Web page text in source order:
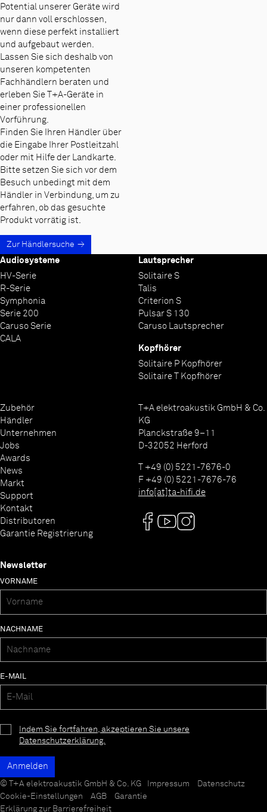
Potential unserer Geräte wird
nur dann voll erschlossen,
wenn diese perfekt installiert
und aufgebaut werden.
Lassen Sie sich deshalb von
unseren kompetenten
Fachhändlern beraten und
erleben Sie T+A-Geräte in
einer professionellen
Vorführung.
Finden Sie Ihren Händler über
die Eingabe Ihrer Postleitzahl
oder mit Hilfe der Landkarte.
Bitte setzen Sie sich vor dem
Besuch unbedingt mit dem
Händler in Verbindung, um zu
erfahren, ob das gesuchte
Produkt vorrätig ist.
Zur Händlersuche
Audiosysteme
HV-Serie
R-Serie
Symphonia
Serie 200
Caruso Serie
CALA
Lautsprecher
Solitaire S
Talis
Criterion S
Pulsar S 130
Caruso Lautsprecher
Kopfhörer
Solitaire P Kopfhörer
Solitaire T Kopfhörer
Zubehör
Händler
Unternehmen
Jobs
Awards
News
Markt
Support
Kontakt
Distributoren
Garantie Registrierung
T+A elektroakustik GmbH & Co.
KG
Planckstraße 9–11
D-32052 Herford
T +49 (0) 5221-7676-0
F +49 (0) 5221-7676-76
info[at]ta-hifi.de
Newsletter
VORNAME
NACHNAME
E-MAIL
Indem Sie fortfahren, akzeptieren Sie unsere
Datenschutzerklärung.
© T+A elektroakustik GmbH & Co. KG Impressum
Datenschutz
Cookie-Einstellungen
AGB
Garantie
Erklärung zur Barrierefreiheit